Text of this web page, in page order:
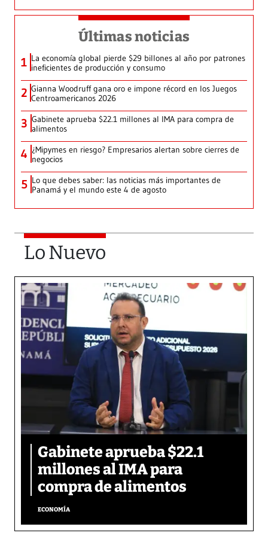
Últimas noticias
1 La economía global pierde $29 billones al año por patrones
ineficientes de producción y consumo
2 Gianna Woodruff gana oro e impone récord en los Juegos
Centroamericanos 2026
3 Gabinete aprueba $22.1 millones al IMA para compra de
alimentos
4 ¿Mipymes en riesgo? Empresarios alertan sobre cierres de
negocios
5 Lo que debes saber: las noticias más importantes de
Panamá y el mundo este 4 de agosto
Lo Nuevo
Gabinete aprueba $22.1
millones al IMA para
compra de alimentos
ECONOMÍA